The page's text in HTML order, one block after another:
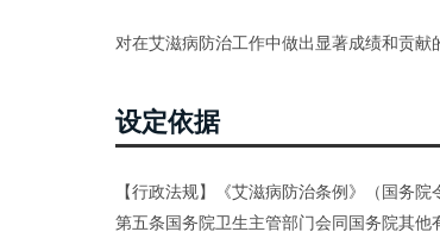
对在艾滋病防治工作中做出显著成绩和贡献
设定依据
【行政法规】《艾滋病防治条例》（国务院
第五条国务院卫生主管部门会同国务院其